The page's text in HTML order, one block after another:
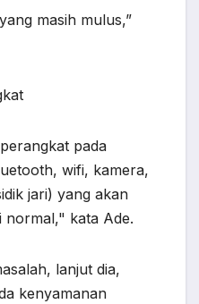
masih mulus,”
pada
wifi, kamera,
jari) yang akan
normal," kata Ade.
lanjut dia,
kenyamanan